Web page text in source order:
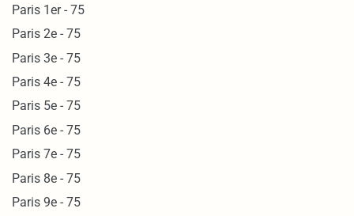
Paris 1er - 75
Paris 2e - 75
Paris 3e - 75
Paris 4e - 75
Paris 5e - 75
Paris 6e - 75
Paris 7e - 75
Paris 8e - 75
Paris 9e - 75